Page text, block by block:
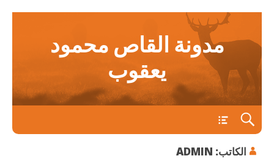
مدونة القاص محمود
يعقوب
main
الكاتب: ADMIN